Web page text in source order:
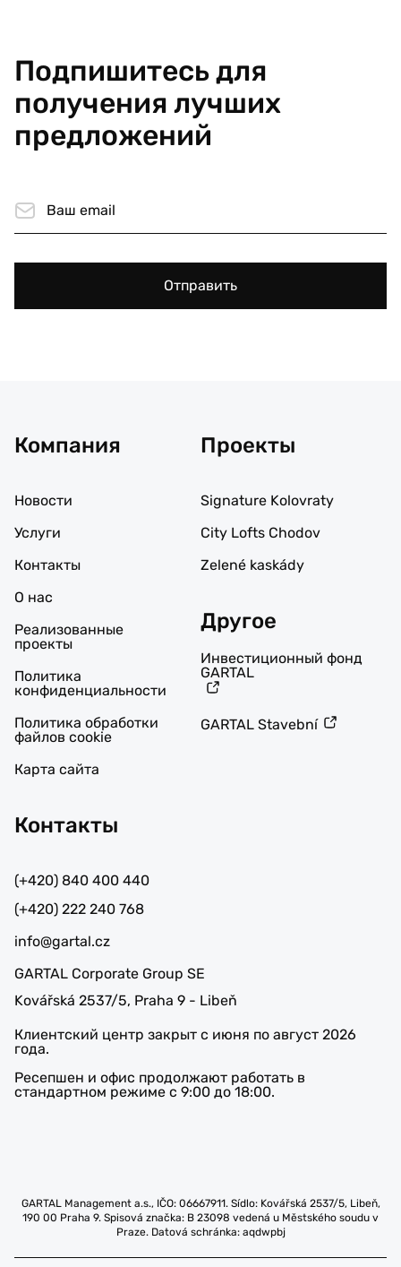
Подпишитесь для
получения лучших
предложений
Отправить
Компания
Новости
Услуги
Контакты
О нас
Реализованные
проекты
Политика
конфиденциальности
Политика обработки
файлов cookie
Карта сайта
Проекты
Signature Kolovraty
City Lofts Chodov
Zelené kaskády
Другое
Инвестиционный фонд
GARTAL
GARTAL Stavební
Контакты
(+420) 840 400 440
(+420) 222 240 768
info@gartal.cz
GARTAL Corporate Group SE
Kovářská 2537/5, Praha 9 - Libeň
Клиентский центр закрыт с июня по август 2026
года.
Ресепшен и офис продолжают работать в
стандартном режиме с 9:00 до 18:00.
GARTAL Management a.s., IČO: 06667911. Sídlo: Kovářská 2537/5, Libeň,
190 00 Praha 9. Spisová značka: B 23098 vedená u Městského soudu v
Praze. Datová schránka: aqdwpbj